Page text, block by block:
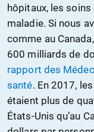
hôpitaux, les soins
maladie. Si nous
comme au
600 milliards de
rapport des
santé. En 2017,
étaient plus de
États-Unis qu’au